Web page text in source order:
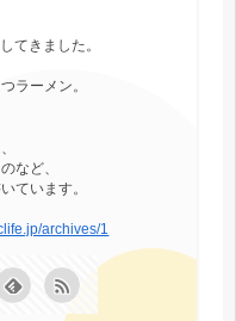
てきました。
ラーメン。
など、
ています。
archives/1